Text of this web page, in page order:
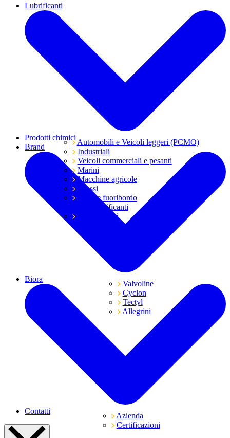
Lubrificanti
Automobili e Veicoli leggeri (PCMO)
Industriali
Veicoli commerciali e pesanti
Marini
Macchine agricole
Grassi
Moto e fuoribordo
Tutti i lubrificanti
Trasmissioni
Prodotti chimici
Brand
Valvoline
Cyclon
Tectyl
Allegrini
Biora
Azienda
Certificazioni
Contatti